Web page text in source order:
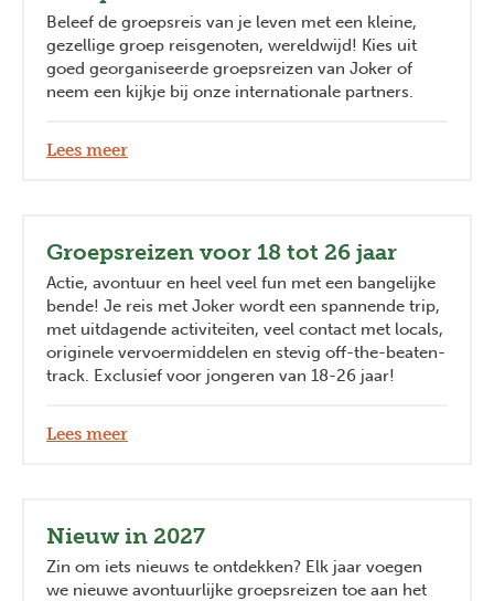
Beleef de groepsreis van je leven met een kleine,
gezellige groep reisgenoten, wereldwijd! Kies uit
goed georganiseerde groepsreizen van Joker of
neem een kijkje bij onze internationale partners.
Lees meer
Groepsreizen voor 18 tot 26 jaar
Actie, avontuur en heel veel fun met een bangelijke
bende! Je reis met Joker wordt een spannende trip,
met uitdagende activiteiten, veel contact met locals,
originele vervoermiddelen en stevig off-the-beaten-
track. Exclusief voor jongeren van 18-26 jaar!
Lees meer
Nieuw in 2027
Zin om iets nieuws te ontdekken? Elk jaar voegen
we nieuwe avontuurlijke groepsreizen toe aan het